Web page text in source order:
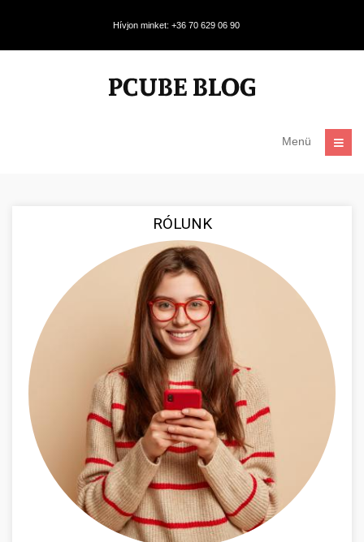
Hívjon minket: +36 70 629 06 90
Menü
RÓLUNK